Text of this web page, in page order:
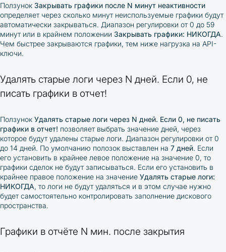
Ползунок Закрывать графики после N минут неактивности
определяет через сколько минут неиспользуемые графики будут
автоматически закрываться. Диапазон регулировки от 0 до 59
минут или в крайнем положении Закрывать графики: НИКОГДА.
Чем быстрее закрываются графики, тем ниже нагрузка на API-
ключи.
Удалять старые логи через N дней. Если 0, не
писать графики в отчет!
Ползунок Удалять старые логи через N дней. Если 0, не писать
графики в отчет! позволяет выбрать значение дней, через
которое будут удалены старые логи. Диапазон регулировки от 0
до 14 дней. По умолчанию полозок выставлен на 7 дней. Если
его установить в крайнее левое положение на значение 0, то
графики сделок не будут записываться. Если его установить в
крайнее правое положение на значение Удалять старые логи:
НИКОГДА, то логи не будут удаляться и в этом случае нужно
будет самостоятельно контролировать заполнение дискового
пространства.
Графики в отчёте N мин. после закрытия